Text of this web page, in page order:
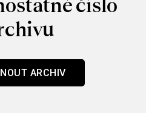
číslo
ARCHIV